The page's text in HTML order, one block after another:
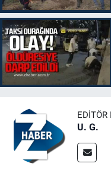
U. G.